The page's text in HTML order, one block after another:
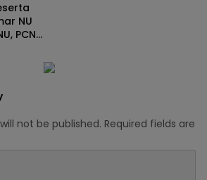
NU
PCNU
not be published. Required fields are